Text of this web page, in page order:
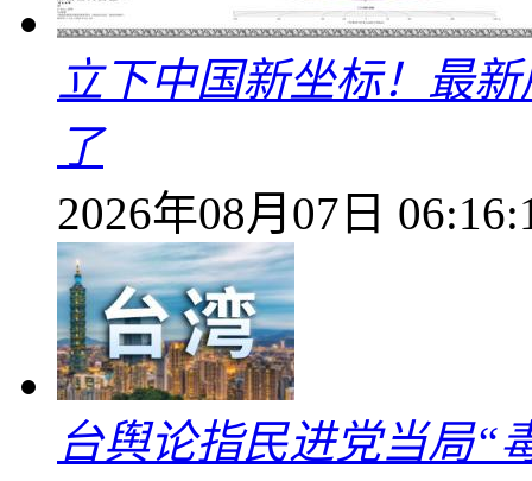
立下中国新坐标！最
了
2026年08月07日
台舆论指民进党当局“